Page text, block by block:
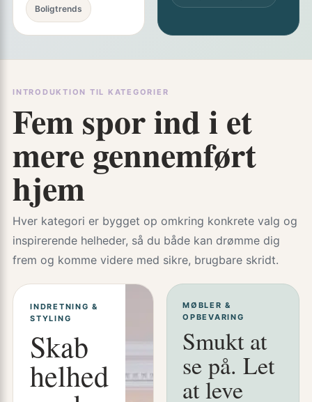
Boligtrends
INTRODUKTION TIL KATEGORIER
Fem spor ind i et
mere gennemført
hjem
Hver kategori er bygget op omkring konkrete valg og
inspirerende helheder, så du både kan drømme dig
frem og komme videre med sikre, brugbare skridt.
INDRETNING &
STYLING
Skab
helhed
MØBLER &
OPBEVARING
Smukt at
se på. Let
at leve